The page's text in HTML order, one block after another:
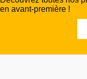
en avant-première !